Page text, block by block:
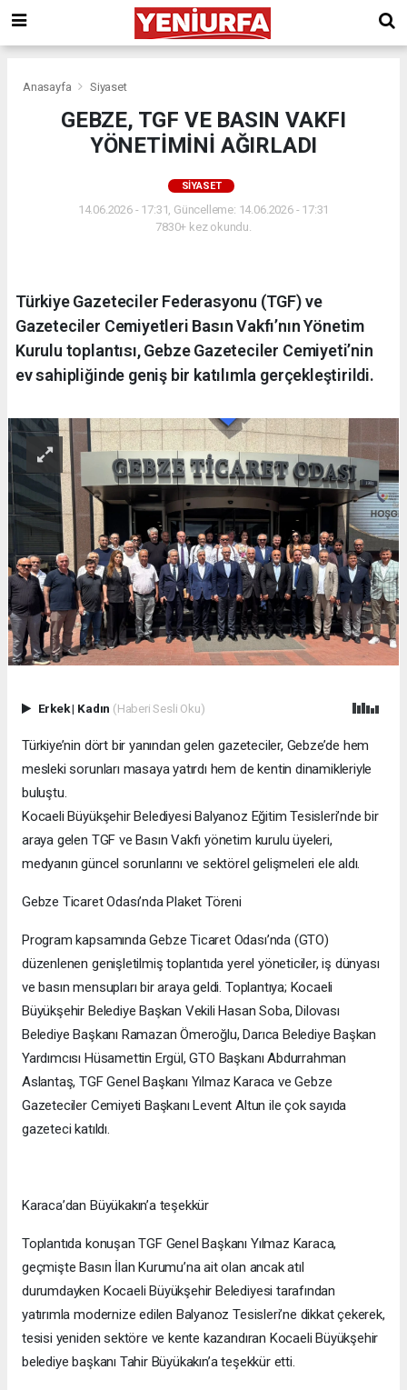
Anasayfa Siyaset
GEBZE, TGF VE BASIN VAKFI
YÖNETİMİNİ AĞIRLADI
SIYASET
14.06.2026 - 17:31, Güncelleme: 14.06.2026 - 17:31
7830+ kez okundu.
Türkiye Gazeteciler Federasyonu (TGF) ve
Gazeteciler Cemiyetleri Basın Vakfı’nın Yönetim
Kurulu toplantısı, Gebze Gazeteciler Cemiyeti’nin
ev sahipliğinde geniş bir katılımla gerçekleştirildi.
Erkek| Kadın (Haberi Sesli Oku)
Türkiye’nin dört bir yanından gelen gazeteciler, Gebze’de hem
mesleki sorunları masaya yatırdı hem de kentin dinamikleriyle
buluştu.
Kocaeli Büyükşehir Belediyesi Balyanoz Eğitim Tesisleri’nde bir
araya gelen TGF ve Basın Vakfı yönetim kurulu üyeleri,
medyanın güncel sorunlarını ve sektörel gelişmeleri ele aldı.
Gebze Ticaret Odası’nda Plaket Töreni
Program kapsamında Gebze Ticaret Odası’nda (GTO)
düzenlenen genişletilmiş toplantıda yerel yöneticiler, iş dünyası
ve basın mensupları bir araya geldi. Toplantıya; Kocaeli
Büyükşehir Belediye Başkan Vekili Hasan Soba, Dilovası
Belediye Başkanı Ramazan Ömeroğlu, Darıca Belediye Başkan
Yardımcısı Hüsamettin Ergül, GTO Başkanı Abdurrahman
Aslantaş, TGF Genel Başkanı Yılmaz Karaca ve Gebze
Gazeteciler Cemiyeti Başkanı Levent Altun ile çok sayıda
gazeteci katıldı.
Karaca’dan Büyükakın’a teşekkür
Toplantıda konuşan TGF Genel Başkanı Yılmaz Karaca,
geçmişte Basın İlan Kurumu’na ait olan ancak atıl
durumdayken Kocaeli Büyükşehir Belediyesi tarafından
yatırımla modernize edilen Balyanoz Tesisleri’ne dikkat çekerek,
tesisi yeniden sektöre ve kente kazandıran Kocaeli Büyükşehir
belediye başkanı Tahir Büyükakın’a teşekkür etti.